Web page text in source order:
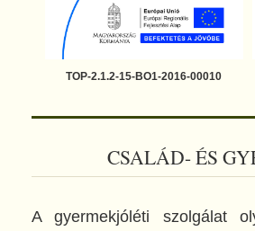
TOP-2.1.2-15-BO1-2016-00010
CSALÁD- ÉS
A gyermekjóléti szolgálat